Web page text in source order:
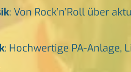
: Von Rock’n’Roll über
: Hochwertige PA-Anlage,